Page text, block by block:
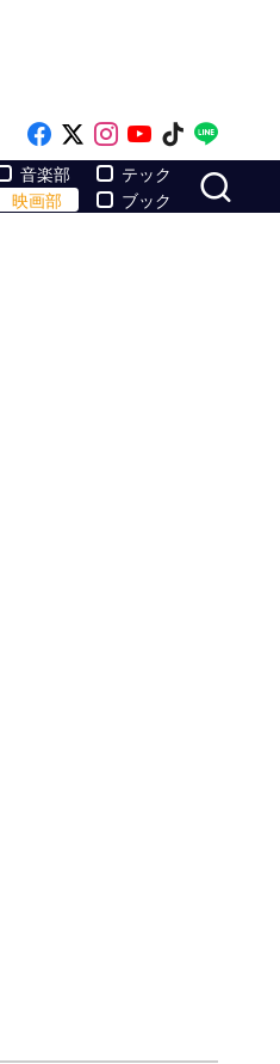
Like on Facebook
Follow on x
Follow on
Follow on
Follow
音楽部
映画部
テック
ブック